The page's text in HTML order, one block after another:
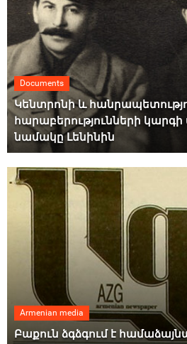
Documents
Կենտրոնի և
հարաբերությունների
նամակը Լենինին
Armenian media
Բաքուն ձգձգում է